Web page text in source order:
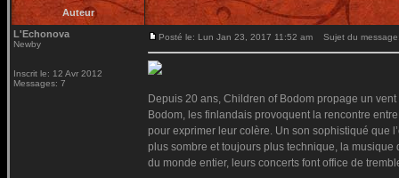
Auteur
L'Echonova
Newby
Inscrit le: 12 Avr 2012
Messages: 7
Posté le: Lun Jan 23, 2017 11:52 am Sujet du
Depuis 20 ans, Children of Bodom propage un
Bodom, les finlandais provoquent la rencontre
pour exprimer leur colère. Un son sophistiqué que
plus sombre et toujours plus technique, la
du monde entier, leurs concerts font office de